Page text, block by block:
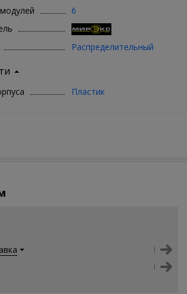
6
Распределительный
Пластик